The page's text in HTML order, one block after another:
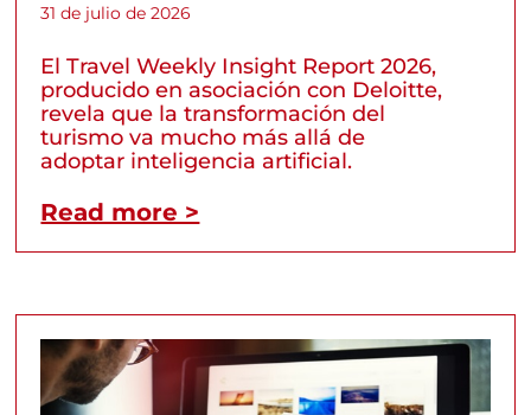
31 de julio de 2026
El Travel Weekly Insight Report 2026,
producido en asociación con Deloitte,
revela que la transformación del
turismo va mucho más allá de
adoptar inteligencia artificial.
Read more >